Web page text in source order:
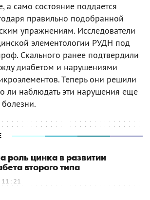
а само состояние поддается
правильно подобранной
упражнениям. Исследователи
элементологии РУДН под
Скального ранее подтвердили
диабетом и нарушениями
Теперь они решили
ли наблюдать эти нарушения еще
роль цинка в развитии
второго типа